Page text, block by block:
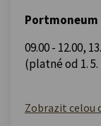
Portmoneum
09.00 - 12.00,
(platné od 1. 5.
Zobrazit celou